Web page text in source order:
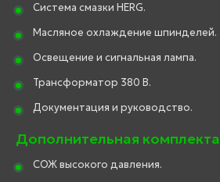
Система смазки HERG.
Масляное охлаждение шпинделей.
Освещение и сигнальная лампа.
Трансформатор 380 В.
Документация и руководство.
Дополнительная
СОЖ высокого давления.